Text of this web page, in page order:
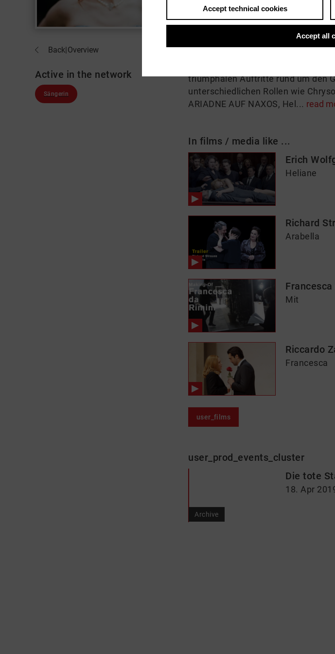
Back|Overview
Active in the network
Sängerin
Sara Jakubiak, die von der New
wird, genießt internationale
triumphalen Auftritte rund um den
unterschiedlichen Rollen wie
ARIADNE AUF NAXOS, Hel... read
In films / media like ...
Erich
Heliane
Richard
Arabella
Mit
Riccardo
Francesca
user_films
user_prod_events_cluster
Archive
Die tote
18. Apr
Accept technical cookies
Accept all